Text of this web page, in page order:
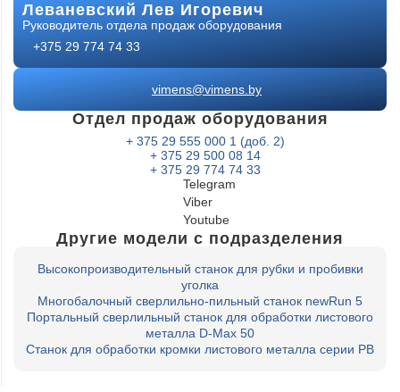
Леваневский Лев Игоревич
Руководитель отдела продаж оборудования
+375 29 774 74 33
vimens@vimens.by
Отдел продаж оборудования
+ 375 29 555 000 1 (доб. 2)
+ 375 29 500 08 14
+ 375 29 774 74 33
Telegram
Viber
Youtube
Другие модели с подразделения
Высокопроизводительный станок для рубки и пробивки
уголка
Многобалочный сверлильно-пильный станок newRun 5
Портальный сверлильный станок для обработки листового
металла D-Max 50
Станок для обработки кромки листового металла серии PB